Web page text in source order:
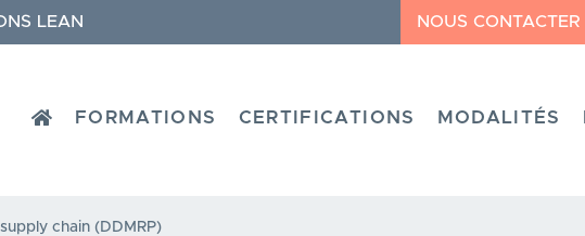
LEAN NOUS CONTACTER
HOME
FORMATIONS CERTIFICATIONS MODALITÉS
chain (DDMRP)